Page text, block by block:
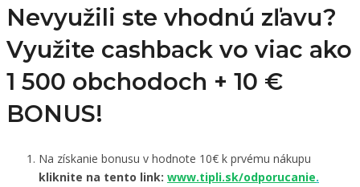
Nevyužili ste vhodnú zľavu?
Využite cashback vo viac ako
1 500 obchodoch + 10 €
BONUS!
Na získanie bonusu v hodnote 10€ k prvému nákupu
kliknite na tento link: www.tipli.sk/odporucanie.